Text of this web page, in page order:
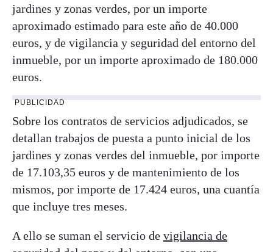
jardines y zonas verdes, por un importe
aproximado estimado para este año de 40.000
euros, y de vigilancia y seguridad del entorno del
inmueble, por un importe aproximado de 180.000
euros.
PUBLICIDAD
Sobre los contratos de servicios adjudicados, se
detallan trabajos de puesta a punto inicial de los
jardines y zonas verdes del inmueble, por importe
de 17.103,35 euros y de mantenimiento de los
mismos, por importe de 17.424 euros, una cuantía
que incluye tres meses.
A ello se suman el servicio de vigilancia de